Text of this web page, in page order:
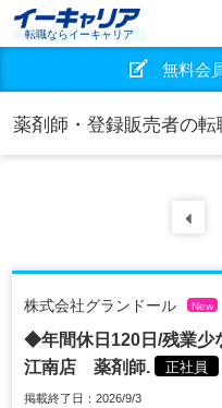
転職ならイーキャリア
無料会
薬剤師・登録販売者の転
株式会社グランドール New
◆年間休日120日/残業少
江南店 薬剤師.
正社員
掲載終了日：2026/9/3